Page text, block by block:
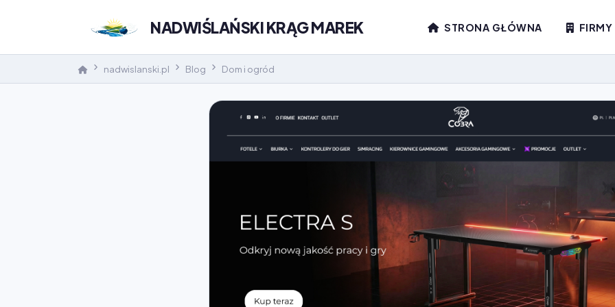
NADWIŚLAŃSKI KRĄG MAREK STRONA GŁÓWNA FIRMY
nadwislanski.pl Blog Dom i ogród